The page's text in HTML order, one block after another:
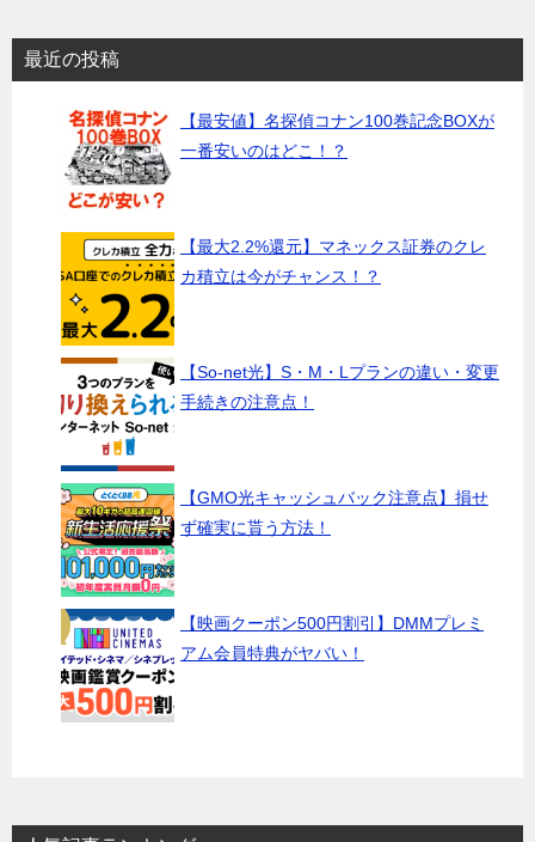
最近の投稿
【最安値】名探偵コナン100巻記念BOXが
一番安いのはどこ！？
【最大2.2%還元】マネックス証券のクレ
カ積立は今がチャンス！？
【So-net光】S・M・Lプランの違い・変更
手続きの注意点！
【GMO光キャッシュバック注意点】損せ
ず確実に貰う方法！
【映画クーポン500円割引】DMMプレミ
アム会員特典がヤバい！